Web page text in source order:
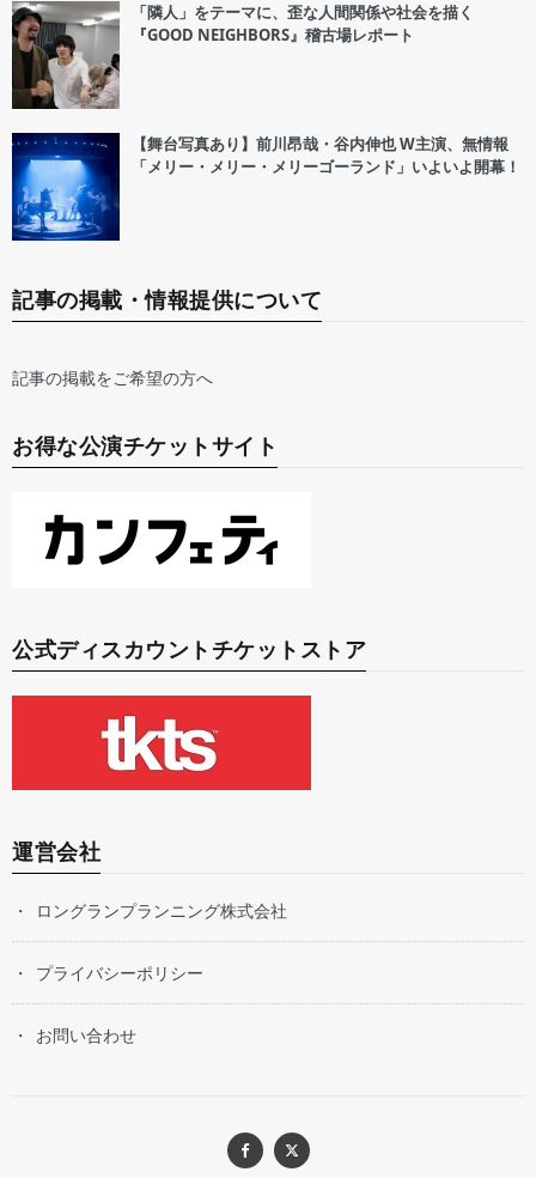
「隣人」をテーマに、歪な人間関係や社会を描く
『GOOD NEIGHBORS』稽古場レポート
【舞台写真あり】前川昂哉・谷内伸也 W主演、無情報
「メリー・メリー・メリーゴーランド」いよいよ開幕！
記事の掲載・情報提供について
記事の掲載をご希望の方へ
お得な公演チケットサイト
公式ディスカウントチケットストア
運営会社
ロングランプランニング株式会社
プライバシーポリシー
お問い合わせ